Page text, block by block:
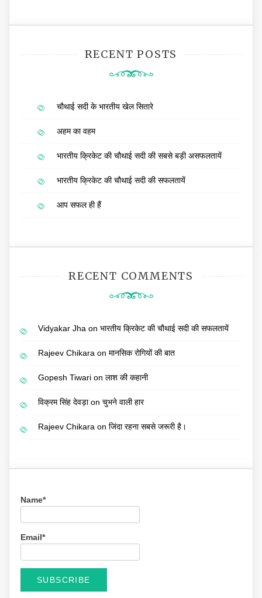
RECENT POSTS
चौथाई सदी के भारतीय खेल सितारे
अहम का वहम
भारतीय क्रिकेट की चौथाई सदी की सबसे बड़ी असफलतायें
भारतीय क्रिकेट की चौथाई सदी की सफलतायें
आप सफल ही हैं
RECENT COMMENTS
Vidyakar Jha on भारतीय क्रिकेट की चौथाई सदी की सफलतायें
Rajeev Chikara on मानसिक रोगियों की बात
Gopesh Tiwari on लाश की कहानी
विक्रम सिंह देवड़ाon चुभने वाली हार
Rajeev Chikara on जिंदा रहना सबसे जरूरी है।
Name*
Email*